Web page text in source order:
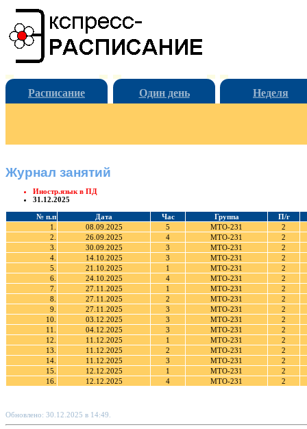
Расписание Один день Неделя
Журнал занятий
Иностр.язык в ПД
31.12.2025
№ п.п Дата Час Группа
П/г
1.
08.09.2025 5 МТО-231
2
2.
26.09.2025 4 МТО-231
2
3.
30.09.2025 3 МТО-231
2
4.
14.10.2025 3 МТО-231
2
5.
21.10.2025 1 МТО-231
2
6.
24.10.2025 4 МТО-231
2
7.
27.11.2025 1 МТО-231
2
8.
27.11.2025 2 МТО-231
2
9.
27.11.2025 3 МТО-231
2
10.
03.12.2025 3 МТО-231
2
11.
04.12.2025 3 МТО-231
2
12.
11.12.2025 1 МТО-231
2
13.
11.12.2025 2 МТО-231
2
14.
11.12.2025 3 МТО-231
2
15.
12.12.2025 1 МТО-231
2
16.
12.12.2025 4 МТО-231 2
Обновлено: 30.12.2025 в 14:49.